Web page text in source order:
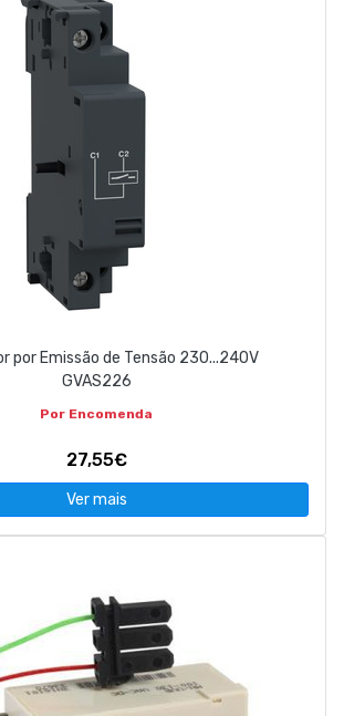
por Emissão de Tensão 230...240V
GVAS226
Por Encomenda
27,55€
Ver mais